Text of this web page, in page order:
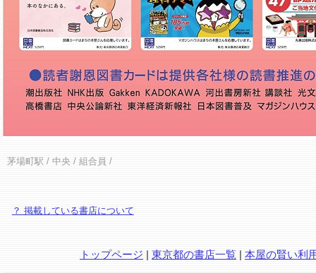
茅場町駅 /中央 / 組合員 /
？ 掲載している書店について
トップページ | 東京都の書店一覧 | 本屋の賢い利